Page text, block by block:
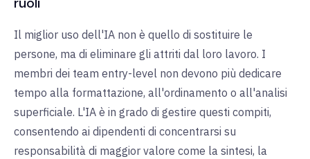
Il miglior uso dell'IA non è quello di sostituire le
persone, ma di eliminare gli attriti dal loro lavoro. I
membri dei team entry-level non devono più dedicare
tempo alla formattazione, all'ordinamento o all'analisi
superficiale. L'IA è in grado di gestire questi compiti,
consentendo ai dipendenti di concentrarsi su
responsabilità di maggior valore come la sintesi, la